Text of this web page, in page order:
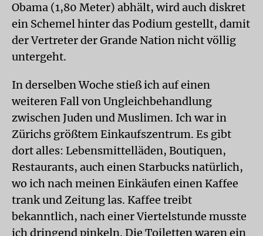
Obama (1,80 Meter) abhält, wird auch diskret
ein Schemel hinter das Podium gestellt, damit
der Vertreter der Grande Nation nicht völlig
untergeht.
In derselben Woche stieß ich auf einen
weiteren Fall von Ungleichbehandlung
zwischen Juden und Muslimen. Ich war in
Zürichs größtem Einkaufszentrum. Es gibt
dort alles: Lebensmittelläden, Boutiquen,
Restaurants, auch einen Starbucks natürlich,
wo ich nach meinen Einkäufen einen Kaffee
trank und Zeitung las. Kaffee treibt
bekanntlich, nach einer Viertelstunde musste
ich dringend pinkeln. Die Toiletten waren ein